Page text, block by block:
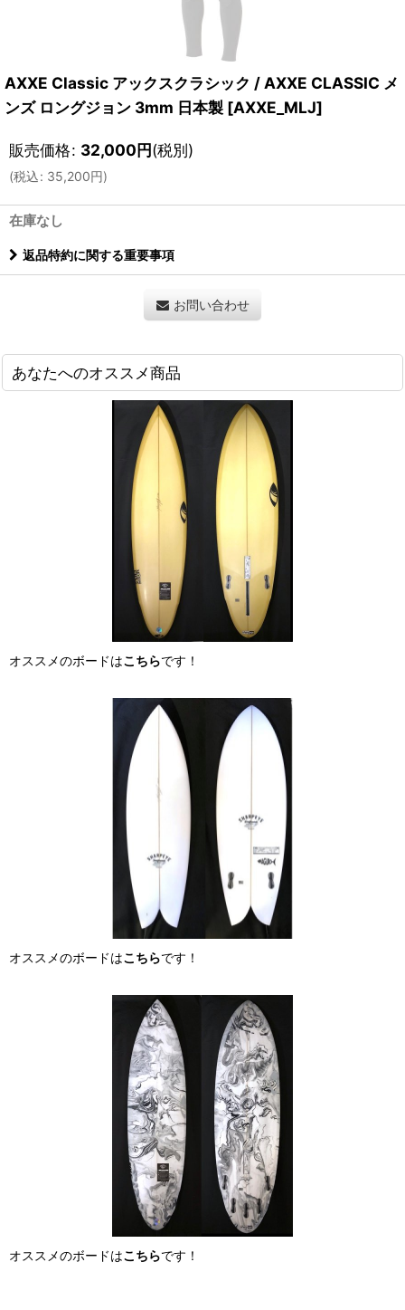
AXXE Classic アックスクラシック / AXXE CLASSIC メ
ンズ ロングジョン 3mm 日本製 [AXXE_MLJ]
販売価格: 32,000円(税別)
(税込: 35,200円)
在庫なし
返品特約に関する重要事項
お問い合わせ
あなたへのオススメ商品
オススメのボードはこちらです！
オススメのボードはこちらです！
オススメのボードはこちらです！